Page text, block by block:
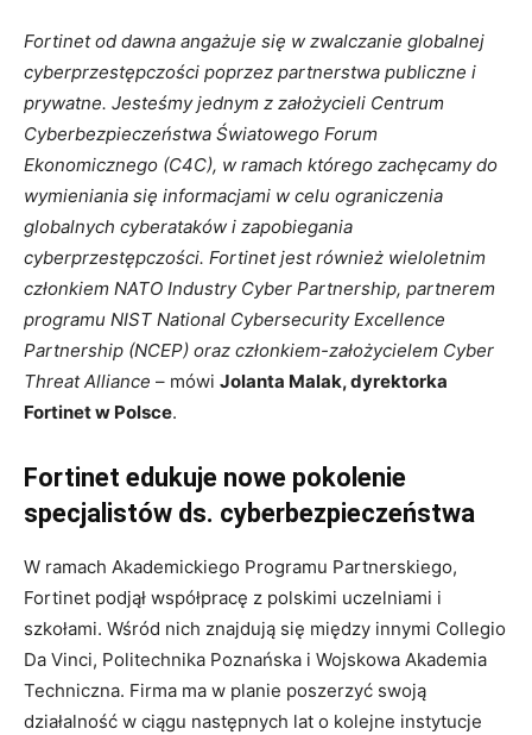
Fortinet od dawna angażuje się w zwalczanie globalnej
cyberprzestępczości poprzez partnerstwa publiczne i
prywatne. Jesteśmy jednym z założycieli Centrum
Cyberbezpieczeństwa Światowego Forum
Ekonomicznego (C4C), w ramach którego zachęcamy do
wymieniania się informacjami w celu ograniczenia
globalnych cyberataków i zapobiegania
cyberprzestępczości. Fortinet jest również wieloletnim
członkiem NATO Industry Cyber Partnership, partnerem
programu NIST National Cybersecurity Excellence
Partnership (NCEP) oraz członkiem-założycielem Cyber
Threat Alliance – mówi Jolanta Malak, dyrektorka
Fortinet w Polsce.
Fortinet edukuje nowe pokolenie
specjalistów ds. cyberbezpieczeństwa
W ramach Akademickiego Programu Partnerskiego,
Fortinet podjął współpracę z polskimi uczelniami i
szkołami. Wśród nich znajdują się między innymi Collegio
Da Vinci, Politechnika Poznańska i Wojskowa Akademia
Techniczna. Firma ma w planie poszerzyć swoją
działalność w ciągu następnych lat o kolejne instytucje